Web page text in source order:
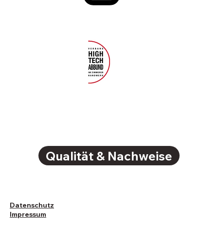
Qualität & Nachweise
Datenschutz
Impressum